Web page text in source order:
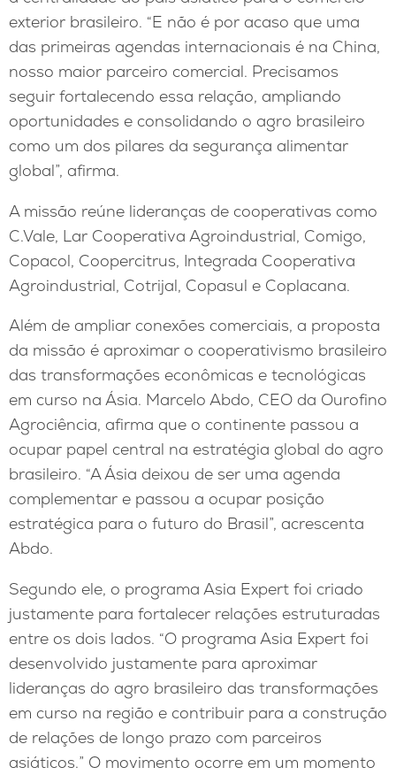
exterior brasileiro. “E não é por acaso que uma
das primeiras agendas internacionais é na China,
nosso maior parceiro comercial. Precisamos
seguir fortalecendo essa relação, ampliando
oportunidades e consolidando o agro brasileiro
como um dos pilares da segurança alimentar
global”, afirma.
A missão reúne lideranças de cooperativas como
C.Vale, Lar Cooperativa Agroindustrial, Comigo,
Copacol, Coopercitrus, Integrada Cooperativa
Agroindustrial, Cotrijal, Copasul e Coplacana.
Além de ampliar conexões comerciais, a proposta
da missão é aproximar o cooperativismo brasileiro
das transformações econômicas e tecnológicas
em curso na Ásia. Marcelo Abdo, CEO da Ourofino
Agrociência, afirma que o continente passou a
ocupar papel central na estratégia global do agro
brasileiro. “A Ásia deixou de ser uma agenda
complementar e passou a ocupar posição
estratégica para o futuro do Brasil”, acrescenta
Abdo.
Segundo ele, o programa Asia Expert foi criado
justamente para fortalecer relações estruturadas
entre os dois lados. “O programa Asia Expert foi
desenvolvido justamente para aproximar
lideranças do agro brasileiro das transformações
em curso na região e contribuir para a construção
de relações de longo prazo com parceiros
asiáticos.” O movimento ocorre em um momento